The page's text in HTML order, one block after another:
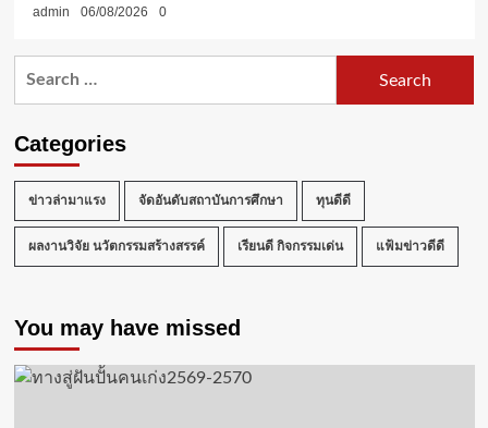
admin 06/08/2026 0
Categories
ข่าวล่ามาแรง จัดอันดับสถาบันการศึกษา ทุนดีดี
ผลงานวิจัย นวัตกรรมสร้างสรรค์ เรียนดี กิจกรรมเด่น แฟ้มข่าวดีดี
You may have missed